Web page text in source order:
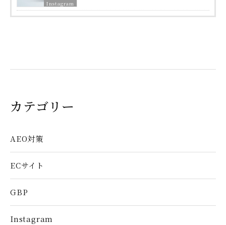
Instagram
カテゴリー
AEO対策
ECサイト
GBP
Instagram